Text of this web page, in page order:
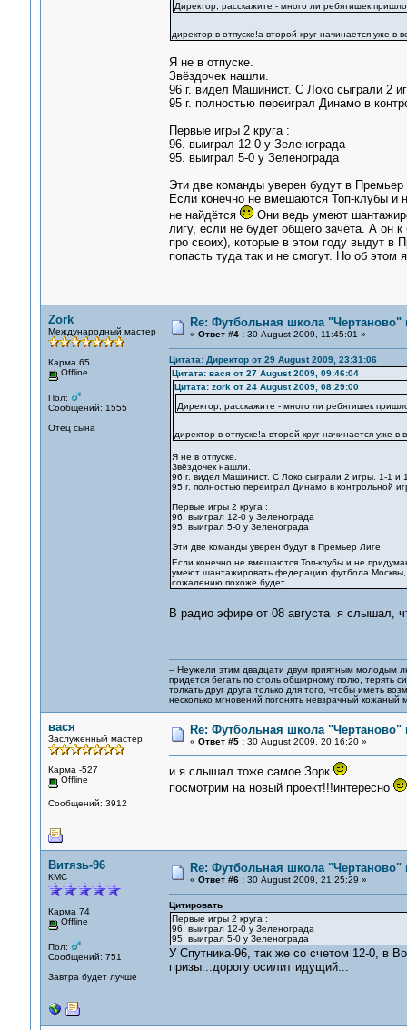
Директор, расскажите - много ли ребятишек
директор в отпуске!а второй круг начинается уже в
Я не в отпуске.
Звёздочек нашли.
96 г. видел Машинист. С Локо сыграли 2
95 г. полностью переиграл Динамо в
Первые игры 2 круга :
96. выиграл 12-0 у Зеленограда
95. выиграл 5-0 у Зеленограда
Эти две команды уверен будут в Премьер
Если конечно не вмешаются Топ-клубы и
не найдётся
Они ведь умеют
лигу, если не будет общего зачёта. А он
про своих), которые в этом году выдут в
попасть туда так и не смогут. Но об этом
Zork
Международный мастер
Карма 65
Offline
Пол:
Сообщений: 1555
Отец сына
Re: Футбольная школа "Чертаново"
« Ответ #4 :30 August 2009, 11:45:01 »
Цитата: Директор от 29 August 2009, 23:31:06
Цитата: вася от 27 August 2009, 09:46:04
Цитата: zork от 24 August 2009, 08:29:00
Директор, расскажите - много ли ребятишек
директор в отпуске!а второй круг начинается уже в
Я не в отпуске.
Звёздочек нашли.
96 г. видел Машинист. С Локо сыграли 2 игры. 1-1 и
95 г. полностью переиграл Динамо в контрольной
Первые игры 2 круга :
96. выиграл 12-0 у Зеленограда
95. выиграл 5-0 у Зеленограда
Эти две команды уверен будут в Премьер Лиге.
Если конечно не вмешаются Топ-клубы и не
умеют шантажировать федерацию футбола Москвы,
сожалению похоже будет.
В радио эфире от 08 августа я слышал,
-- Неужели этим двадцати двум приятным молодым
придется бегать по столь обширному полю, терять
толкать друг друга только для того, чтобы иметь
несколько мгновений погонять невзрачный кожаный
вася
Заслуженный мастер
Карма -527
Offline
Сообщений: 3912
Re: Футбольная школа "Чертаново"
« Ответ #5 :30 August 2009, 20:16:20 »
и я слышал тоже самое Зорк
посмотрим на новый проект!!!интересно
Витязь-96
КМС
Карма 74
Offline
Пол:
Сообщений: 751
Завтра будет лучше
Re: Футбольная школа "Чертаново"
« Ответ #6 :30 August 2009, 21:25:29 »
Цитировать
Первые игры 2 круга :
96. выиграл 12-0 у Зеленограда
95. выиграл 5-0 у Зеленограда
У Спутника-96, так же со счетом 12-0, в
призы...дорогу осилит идущий...